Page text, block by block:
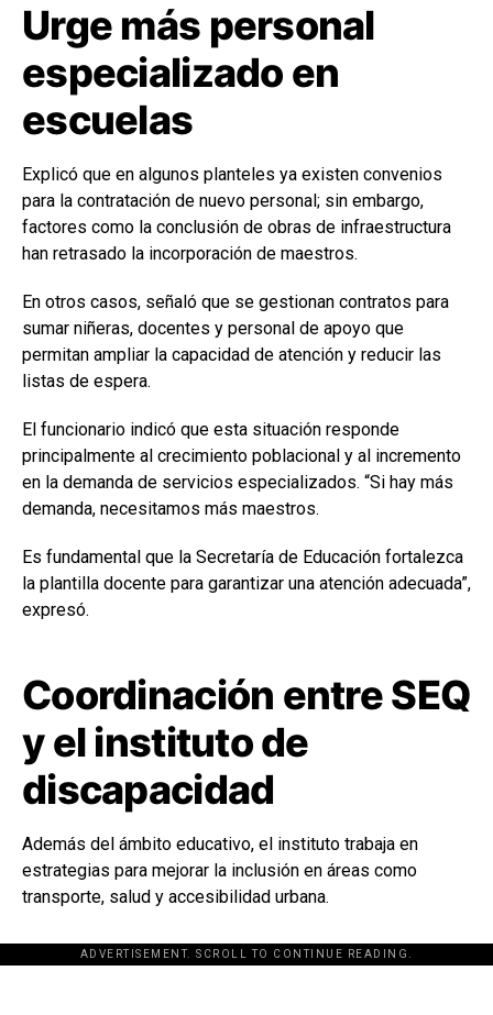
Urge más personal
especializado en
escuelas
Explicó que en algunos planteles ya existen convenios
para la contratación de nuevo personal; sin embargo,
factores como la conclusión de obras de infraestructura
han retrasado la incorporación de maestros.
En otros casos, señaló que se gestionan contratos para
sumar niñeras, docentes y personal de apoyo que
permitan ampliar la capacidad de atención y reducir las
listas de espera.
El funcionario indicó que esta situación responde
principalmente al crecimiento poblacional y al incremento
en la demanda de servicios especializados. “Si hay más
demanda, necesitamos más maestros.
Es fundamental que la Secretaría de Educación fortalezca
la plantilla docente para garantizar una atención adecuada”,
expresó.
Coordinación entre SEQ
y el instituto de
discapacidad
Además del ámbito educativo, el instituto trabaja en
estrategias para mejorar la inclusión en áreas como
transporte, salud y accesibilidad urbana.
ADVERTISEMENT. SCROLL TO CONTINUE READING.
[adsforwp id="243463"]